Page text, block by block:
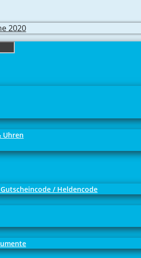
2020
Uhren
/ Heldencode